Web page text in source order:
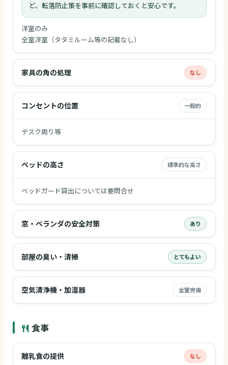
ど、転落防止策を事前に確認しておくと安心です。
洋室のみ
全室洋室（タタミルーム等の記載なし）
家具の角の処理 なし
コンセントの位置 一般的
デスク周り等
ベッドの高さ 標準的な高さ
ベッドガード貸出については要問合せ
窓・ベランダの安全対策 あり
部屋の臭い・清掃 とてもよい
空気清浄機・加湿器 全室完備
食事
離乳食の提供 なし